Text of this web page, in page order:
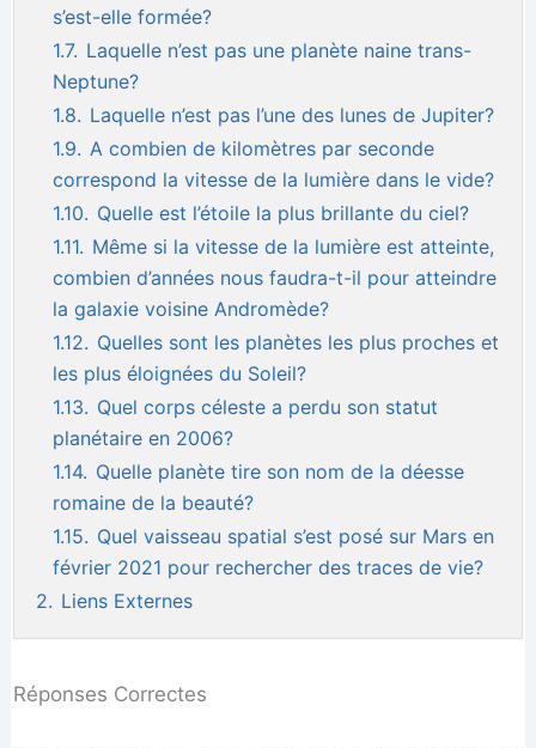
s’est-elle formée?
1.7. Laquelle n’est pas une planète naine trans-
Neptune?
1.8. Laquelle n’est pas l’une des lunes de Jupiter?
1.9. A combien de kilomètres par seconde
correspond la vitesse de la lumière dans le vide?
1.10. Quelle est l’étoile la plus brillante du ciel?
1.11. Même si la vitesse de la lumière est atteinte,
combien d’années nous faudra-t-il pour atteindre
la galaxie voisine Andromède?
1.12. Quelles sont les planètes les plus proches et
les plus éloignées du Soleil?
1.13. Quel corps céleste a perdu son statut
planétaire en 2006?
1.14. Quelle planète tire son nom de la déesse
romaine de la beauté?
1.15. Quel vaisseau spatial s’est posé sur Mars en
février 2021 pour rechercher des traces de vie?
2. Liens Externes
Réponses Correctes